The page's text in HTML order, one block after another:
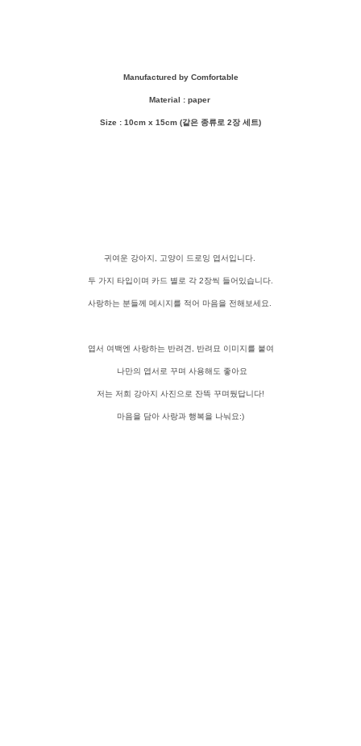
Manufactured by Comfortable
Material : paper
Size : 10cm x 15cm (같은 종류로 2장 세트)
귀여운 강아지, 고양이 드로잉 엽서입니다.
두 가지 타입이며 카드 별로 각 2장씩 들어있습니다.
사랑하는 분들께 메시지를 적어 마음을 전해보세요.
엽서 여백엔 사랑하는 반려견, 반려묘 이미지를 붙여
나만의 엽서로 꾸며 사용해도 좋아요
저는 저희 강아지 사진으로 잔뜩 꾸며뒀답니다!
마음을 담아 사랑과 행복을 나눠요:)